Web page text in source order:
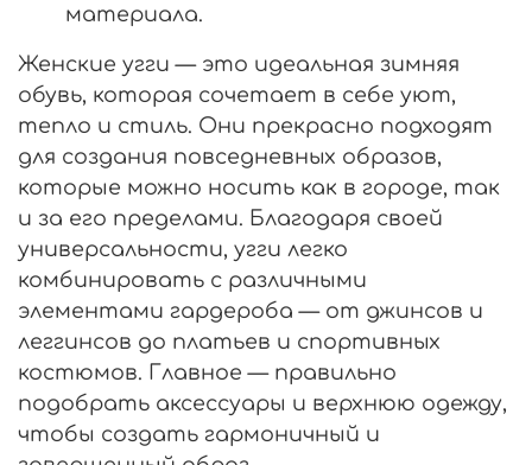
материала.
Женские угги — это идеальная зимняя
обувь, которая сочетает в себе уют,
тепло и стиль. Они прекрасно подходят
для создания повседневных образов,
которые можно носить как в городе, так
и за его пределами. Благодаря своей
универсальности, угги легко
комбинировать с различными
элементами гардероба — от джинсов и
леггинсов до платьев и спортивных
костюмов. Главное — правильно
подобрать аксессуары и верхнюю одежду,
чтобы создать гармоничный и